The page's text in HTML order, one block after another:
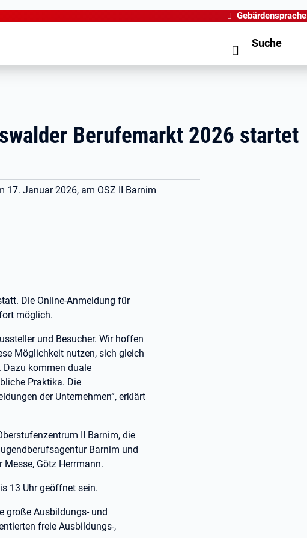
Gebärdensprache
Suche
Berufemarkt 2026 startet
Januar 2026, am OSZ II Barnim
Die Online-Anmeldung für
möglich.
und Besucher. Wir hoffen
Möglichkeit nutzen, sich gleich
kommen duale
Praktika. Die
der Unternehmen“, erklärt
II Barnim, die
Barnim und
Götz Herrmann.
13 Uhr geöffnet sein.
große Ausbildungs- und
freie Ausbildungs-,